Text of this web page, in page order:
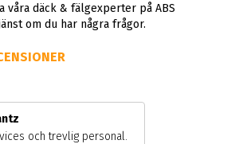
våra däck & fälgexperter på ABS
om du har några frågor.
och trevlig personal.